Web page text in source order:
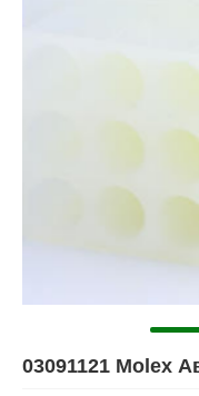
03091121 Molex